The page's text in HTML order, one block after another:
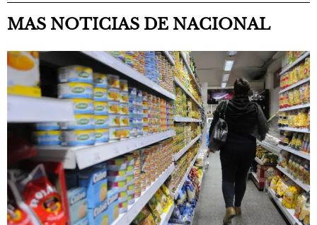
MAS NOTICIAS DE NACIONAL